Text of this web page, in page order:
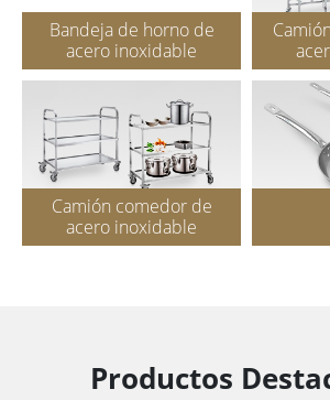
Bandeja de horno de
acero inoxidable
Camión comedor de
acero inoxidable
Productos